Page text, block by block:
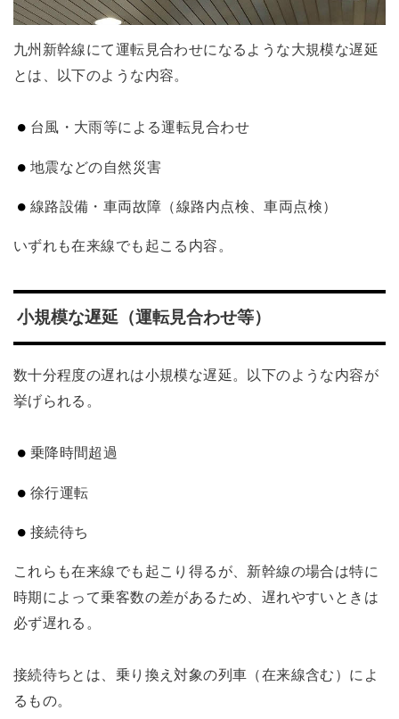
九州新幹線にて運転見合わせになるような大規模な遅延
とは、以下のような内容。
台風・大雨等による運転見合わせ
地震などの自然災害
線路設備・車両故障（線路内点検、車両点検）
いずれも在来線でも起こる内容。
小規模な遅延（運転見合わせ等）
数十分程度の遅れは小規模な遅延。以下のような内容が
挙げられる。
乗降時間超過
徐行運転
接続待ち
これらも在来線でも起こり得るが、新幹線の場合は特に
時期によって乗客数の差があるため、遅れやすいときは
必ず遅れる。
接続待ちとは、乗り換え対象の列車（在来線含む）によ
るもの。